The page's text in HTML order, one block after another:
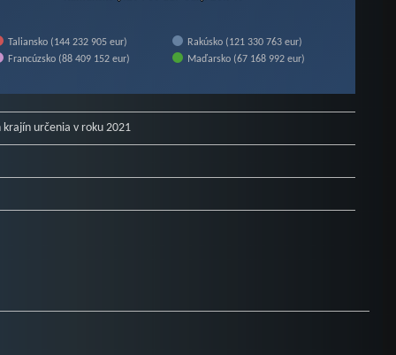
Taliansko (144 232 905 eur)
Rakúsko (121 330 763 eur)
Francúzsko (88 409 152 eur)
Maďarsko (67 168 992 eur)
určenia v roku 2021